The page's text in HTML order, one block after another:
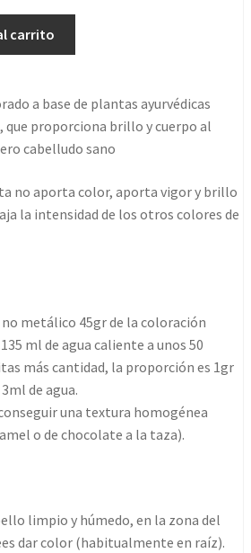
carrito
a base de plantas ayurvédicas
que proporciona brillo y cuerpo al
cabelludo sano
no aporta color, aporta vigor y brillo
la intensidad de los otros colores de
metálico 45gr de la coloración
ml de agua caliente a unos 50
más cantidad, la proporción es 1gr
de agua.
una textura homogénea
o de chocolate a la taza).
limpio y húmedo, en la zona del
dar color (habitualmente en raíz).